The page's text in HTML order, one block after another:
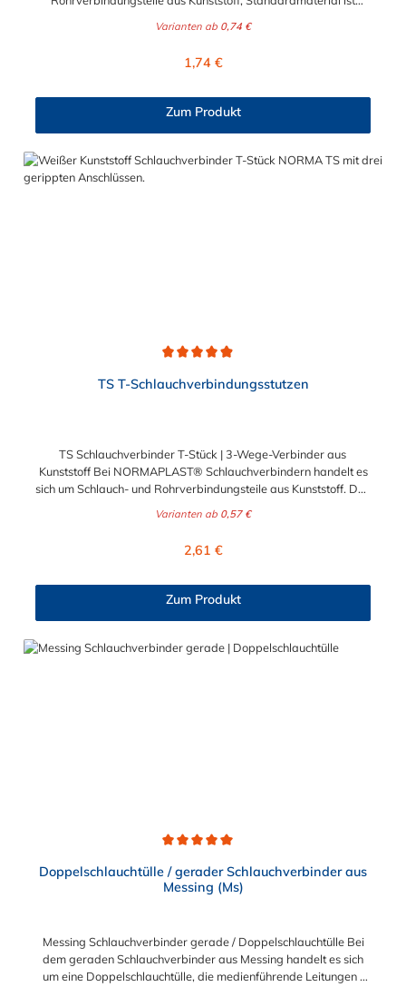
Leitungen sicher, zuverlässig und preiswert miteinander
Transportleitungen von Wasser, Luft, Öl oder Kraftstoff.
Reduzierstutzen hergestellt werden: 4 mm - 3 mm 5 mm - 4 mm
6 mm - 4 mm 8 mm - 4 mm 8 mm - 6 mm 10 mm - 6 mm 10 mm
- 8 mm 12 mm - 8 mm 12 mm - 10 mm Die Rippung der
Stutzen gewährleistet einen sicheren Sitz des Schlauches.
Gegebenenfalls kann eine zusätzliche Sicherung der
Varianten ab 0,74 €
Regulärer Preis:
1,74 €
Zum Produkt
TS T-Schlauchverbindungsstutzen
TS Schlauchverbinder T-Stück | 3-Wege-Verbinder aus
Kunststoff Bei NORMAPLAST® Schlauchverbindern handelt es
sich um Schlauch- und Rohrverbindungsteile aus Kunststoff. Das
(Acetalcopolymerisat), die medienführende Leitungen sicher,
Schlauchverbinder T-Stück ist somit der ideale Verbinder für
Rippung des Schlauchverbinder T-Stück gewährleistet einen
Schlauchschelle erforderlich sein. Das Schlauchverbinder T-
Varianten ab 0,57 €
Regulärer Preis:
2,61 €
Zum Produkt
Doppelschlauchtülle / gerader Schlauchverbinder aus
Messing (Ms)
Messing Schlauchverbinder gerade / Doppelschlauchtülle Bei
dem geraden Schlauchverbinder aus Messing handelt es sich
um eine Doppelschlauchtülle, die medienführende Leitungen /